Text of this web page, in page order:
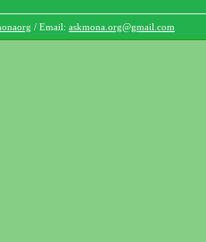
/ Email: askmona.org@gmail.com